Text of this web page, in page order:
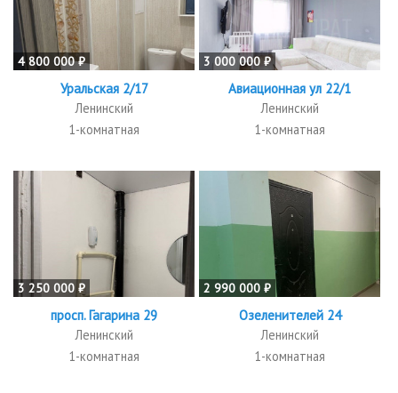
4 800 000 ₽
Уральская 2/17
Ленинский
1-комнатная
3 000 000 ₽
Авиационная ул 22/1
Ленинский
1-комнатная
3 250 000 ₽
просп. Гагарина 29
Ленинский
1-комнатная
2 990 000 ₽
Озеленителей 24
Ленинский
1-комнатная